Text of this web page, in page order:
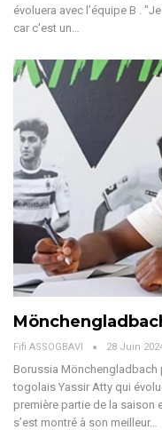
évoluera avec l’équipe B
.
car c'est un
Fifi ASSOGBAVI 28 Juin
Borussia
togolais Yassir Atty qui
première partie de la saison
s’est montré à son meilleur…